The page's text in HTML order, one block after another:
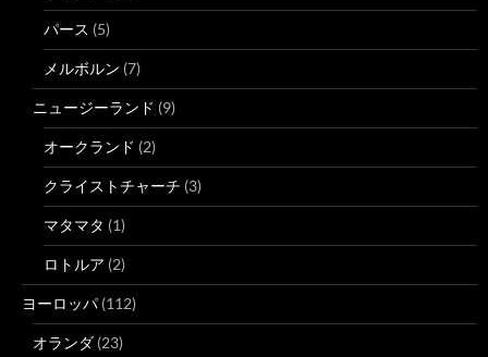
パース (5)
メルボルン (7)
ニュージーランド (9)
オークランド (2)
クライストチャーチ (3)
マタマタ (1)
ロトルア (2)
ヨーロッパ (112)
オランダ (23)